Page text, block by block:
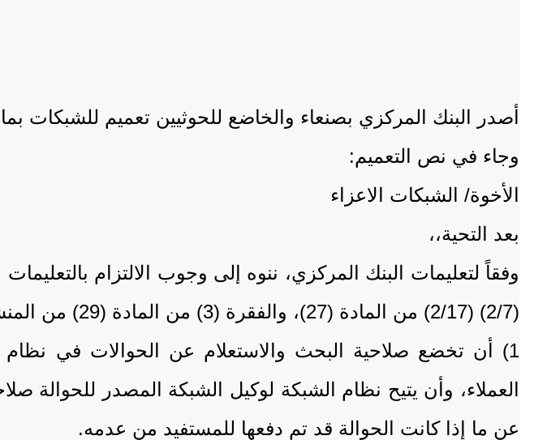
أصدر البنك المركزي بصنعاء والخاضع للحوثيين تعميم للشبكات
وجاء في نص التعميم:
الأخوة/ الشبكات الاعزاء
بعد التحية،،
(2/7) (2/17) من المادة (27)، والفقرة (3) من المادة (29) من المنشور الدوري رقم (6) لسنة 2021م، والمتمثلة في التالي:
1) أن تخضع صلاحية البحث والاستعلام عن الحوالات في
العملاء، وأن يتيح نظام الشبكة لوكيل الشبكة المصدر للحوالة
عن ما إذا كانت الحوالة قد تم دفعها للمستفيد من عدمه.